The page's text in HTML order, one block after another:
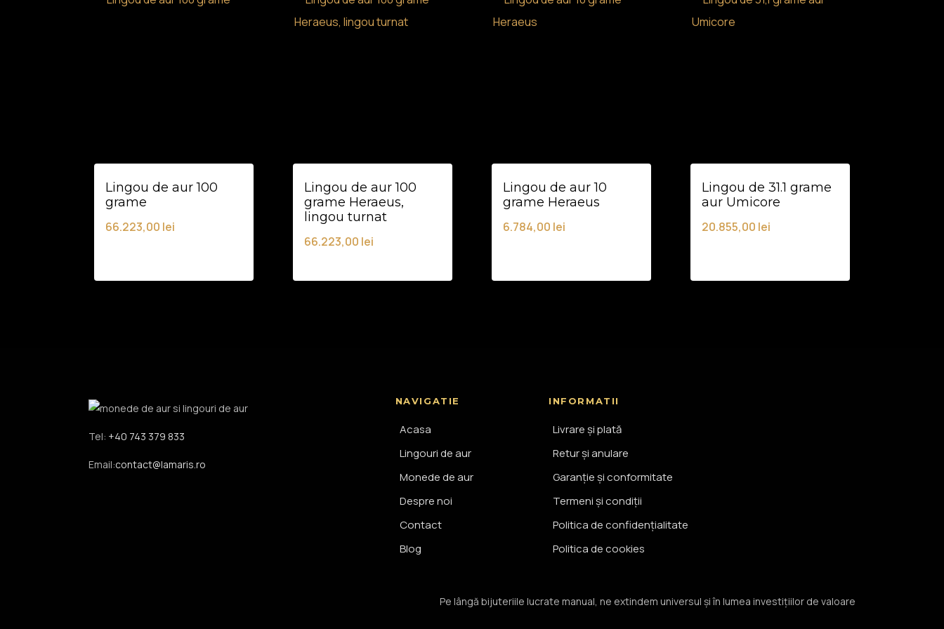
Lingou de aur 100
grame
66.223,00 lei
Lingou de aur 100
grame Heraeus,
lingou turnat
66.223,00 lei
Lingou de aur 10
grame Heraeus
6.784,00 lei
Lingou de 31.1 grame
aur Umicore
20.855,00 lei
Tel: +40 743 379 833
Email:contact@lamaris.ro
NAVIGATIE
Acasa
Lingouri de aur
Monede de aur
Despre noi
Contact
Blog
INFORMATII
Livrare și plată
Retur și anulare
Garanție și conformitate
Termeni și condiții
Politica de confidențialitate
Politica de cookies
Pe lângă bijuteriile lucrate manual, ne extindem universul și în lumea investițiilor de valoare